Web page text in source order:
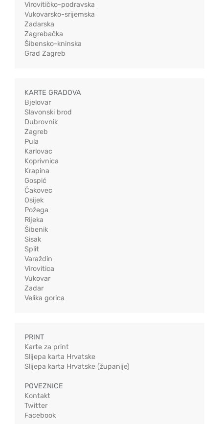
Virovitičko-podravska
Vukovarsko-srijemska
Zadarska
Zagrebačka
Šibensko-kninska
Grad Zagreb
KARTE GRADOVA
Bjelovar
Slavonski brod
Dubrovnik
Zagreb
Pula
Karlovac
Koprivnica
Krapina
Gospić
Čakovec
Osijek
Požega
Rijeka
Šibenik
Sisak
Split
Varaždin
Virovitica
Vukovar
Zadar
Velika gorica
PRINT
Karte za print
Slijepa karta Hrvatske
Slijepa karta Hrvatske (županije)
POVEZNICE
Kontakt
Twitter
Facebook